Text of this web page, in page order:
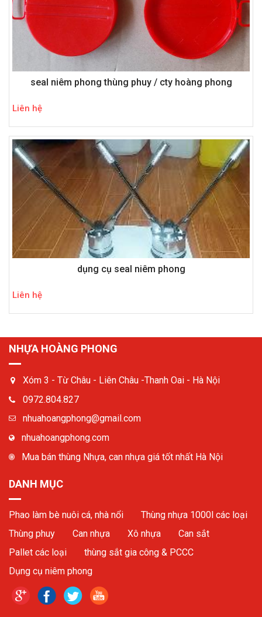
seal niêm phong thùng phuy / cty hoàng phong
Liên hệ
dụng cụ seal niêm phong
Liên hệ
NHỰA HOÀNG PHONG
Xóm 3 - Từ Châu - Liên Châu -Thanh Oai - Hà Nội
0972.804.827
nhuahoangphong@gmail.com
nhuahoangphong.com
Mua bán thùng Nhựa, can nhựa giá tốt nhất Hà Nội
DANH MỤC
Phao làm bè nuôi cá, nhà nổi
Thùng nhựa 1000l các loại
Thùng phuy
Can nhựa Xô nhựa
Can sắt
Pallet các loại
thùng sắt gia công & PCCC
Dụng cụ niêm phong